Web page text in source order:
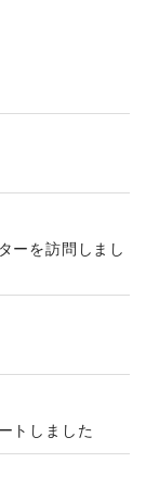
ーを訪問しまし
トしました